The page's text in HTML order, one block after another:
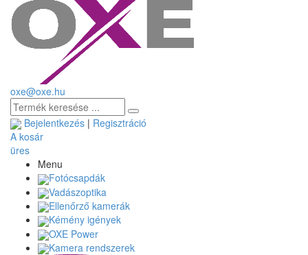
oxe@oxe.hu
Bejelentkezés | Regisztráció
A kosár
üres
Menu
Fotócsapdák
Vadászoptika
Ellenőrző kamerák
Kémény igények
OXE Power
Kamera rendszerek